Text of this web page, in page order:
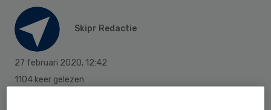
Skipr Redactie
27 februari 2020, 12:42
1104 keer gelezen